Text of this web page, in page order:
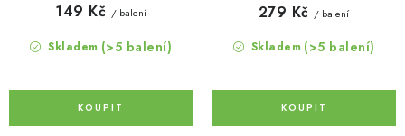
Skladem (>5 balení)
149 Kč / balení
Skladem (>5 balení)
279 Kč / balení